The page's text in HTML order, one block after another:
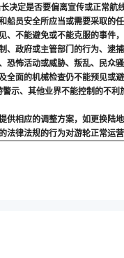
决定是否要偏离宣传或正常航
员安全所应当或需要采取的任
不能避免或不能克服的事件
政府或主管部门的行为、
怖活动或威胁、叛乱、民
面的机械检查仍不能预见
示、其他业界不能控制的不
相应的调整方案，如更换
律法规的行为对游轮正常运营